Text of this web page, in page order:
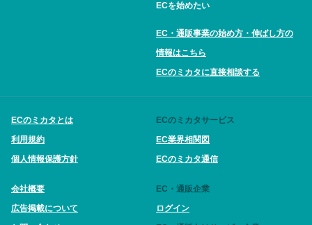
ECを始めたい
EC・通販事業の始め方・伸ばし方の
情報はこちら
ECのミカタに直接相談する
ECのミカタとは
利用規約
個人情報保護方針
会社概要
広告掲載について
ECのミカタサービス
EC業界相関図
ECのミカタ通信
EC・通販企業
ログイン